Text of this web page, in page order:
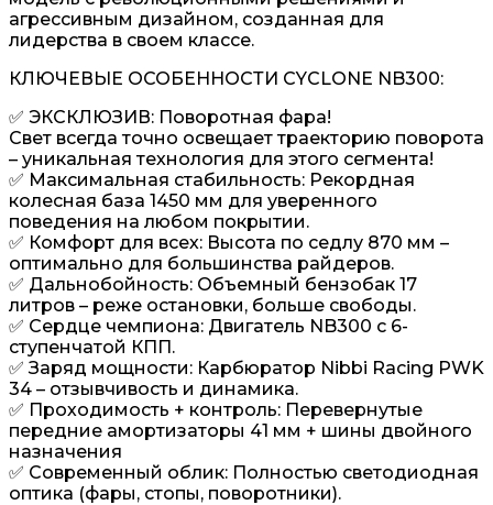
агрессивным дизайном, созданная для
лидерства в своем классе.
КЛЮЧЕВЫЕ ОСОБЕННОСТИ CYCLONE NB300:
✅ ЭКСКЛЮЗИВ: Поворотная фара!
Свет всегда точно освещает траекторию поворота
– уникальная технология для этого сегмента!
✅ Максимальная стабильность: Рекордная
колесная база 1450 мм для уверенного
поведения на любом покрытии.
✅ Комфорт для всех: Высота по седлу 870 мм –
оптимально для большинства райдеров.
✅ Дальнобойность: Объемный бензобак 17
литров – реже остановки, больше свободы.
✅ Сердце чемпиона: Двигатель NB300 с 6-
ступенчатой КПП.
✅ Заряд мощности: Карбюратор Nibbi Racing PWK
34 – отзывчивость и динамика.
✅ Проходимость + контроль: Перевернутые
передние амортизаторы 41 мм + шины двойного
назначения
✅ Современный облик: Полностью светодиодная
оптика (фары, стопы, поворотники).